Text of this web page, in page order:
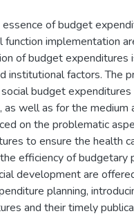
of budget
implementation
of budget expenditures
institutional factors. The
budget
as well as for the medium
on the problematic
to ensure the health
efficiency of budgetary
development are
planning,
and their timely